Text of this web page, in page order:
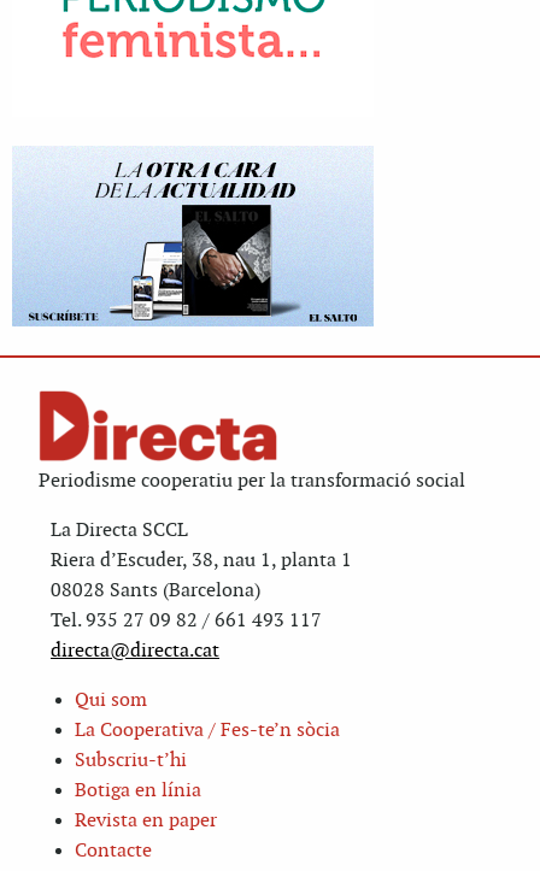
Periodisme cooperatiu per la transformació social
La Directa SCCL
Riera d’Escuder, 38, nau 1, planta 1
08028 Sants (Barcelona)
Tel. 935 27 09 82 / 661 493 117
directa@directa.cat
Qui som
La Cooperativa / Fes-te’n sòcia
Subscriu-t’hi
Botiga en línia
Revista en paper
Contacte